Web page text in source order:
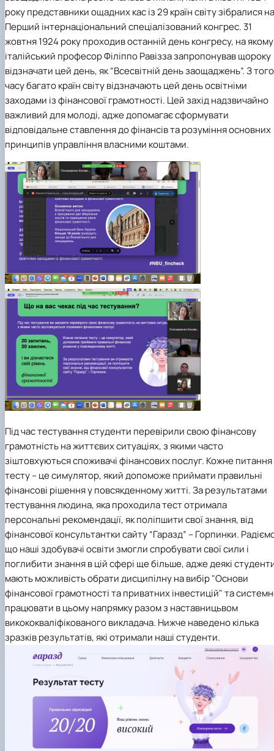
року представники ощадних кас із 29 країн світу зібралися на
Перший інтернаціональний спеціалізований конгрес. 31
жовтня 1924 року проходив останній день конгресу, на якому
італійський професор Філіппо Равізза запропонував щороку
відзначати цей день, як “Всесвітній день заощаджень”. З того
часу багато країн світу відзначають цей день освітніми
заходами із фінансової грамотності. Цей захід надзвичайно
важливий для молоді, адже допомагає сформувати
відповідальне ставлення до фінансів та розуміння основних
принципів управління власними коштами.
Під час тестування студенти перевірили свою фінансову
грамотність на життєвих ситуаціях, з якими часто
зіштовхуються споживачі фінансових послуг. Кожне питання
тесту – це симулятор, який допоможе приймати правильні
фінансові рішення у повсякденному житті. За результатами
тестування людина, яка проходила тест отримала
персональні рекомендації, як поліпшити свої знання, від
фінансової консультантки сайту “Гаразд” – Горпинки.
що наші здобувачі освіти змогли спробувати свої сили і
поглибити знання в цій сфері ще більше, адже деякі
мають можливість обрати дисципілну на вибір "Основи
фінансової грамотності та приватних інвестицій" та
працювати в цьому напрямку разом з наставницьвом
викококваліфікованого викладача. Нижче наведено кілька
зразків результатів, які отримали наші студенти.